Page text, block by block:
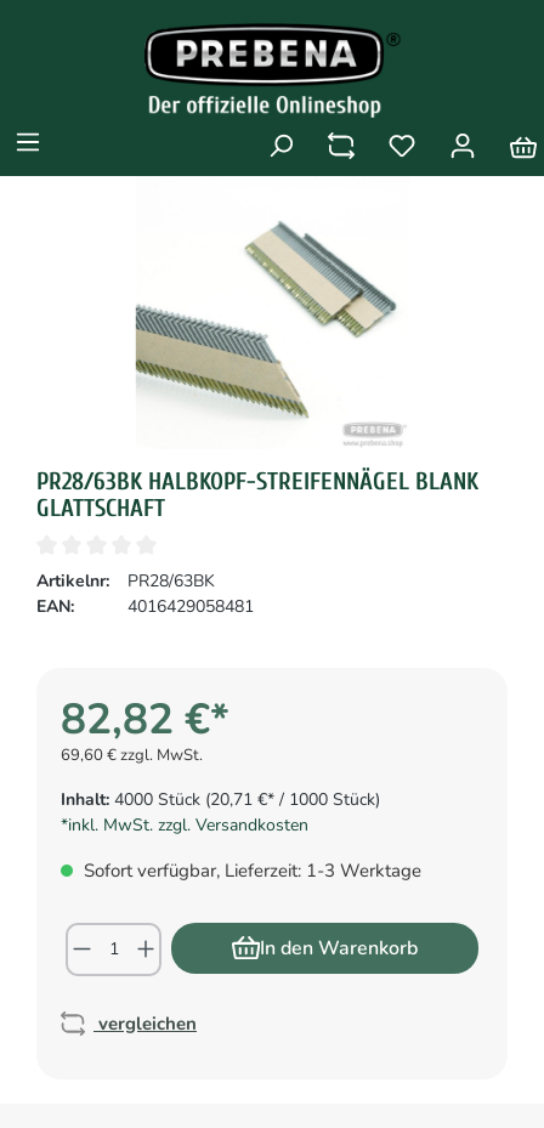
PR28/63BK HALBKOPF-STREIFENNÄGEL BLANK
GLATTSCHAFT
Artikelnr:
PR28/63BK
EAN:
4016429058481
82,82 €*
69,60 € zzgl. MwSt.
Inhalt: 4000 Stück (20,71 €* / 1000 Stück)
*inkl. MwSt. zzgl. Versandkosten
Sofort verfügbar, Lieferzeit: 1-3 Werktage
In den Warenkorb
vergleichen